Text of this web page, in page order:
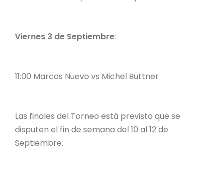
Viernes 3 de Septiembre:
11:00 Marcos Nuevo vs Michel Buttner
Las finales del Torneo está previsto que se
disputen el fin de semana del 10 al 12 de
Septiembre.